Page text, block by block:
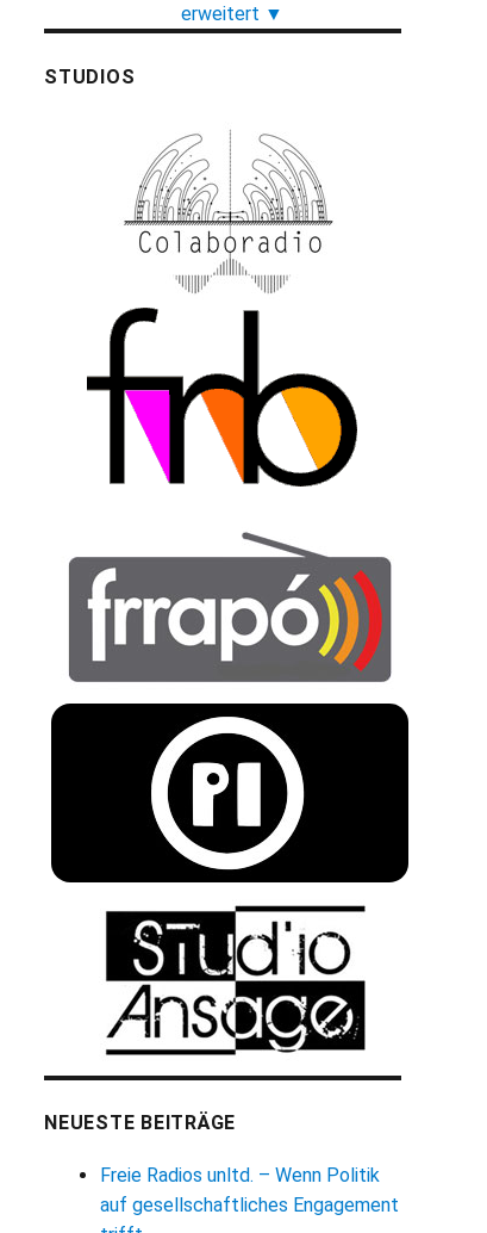
erweitert ▼
STUDIOS
NEUESTE BEITRÄGE
Freie Radios unltd. – Wenn Politik
auf gesellschaftliches Engagement